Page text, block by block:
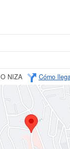
NIZA Cómo